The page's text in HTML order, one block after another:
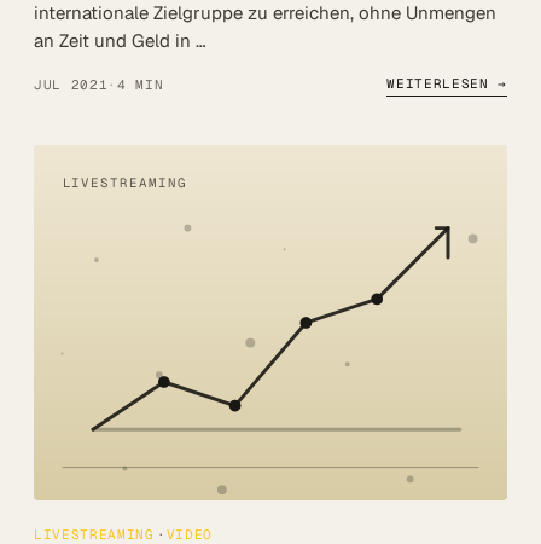
internationale Zielgruppe zu erreichen, ohne Unmengen
an Zeit und Geld in …
JUL 2021 · 4 MIN WEITERLESEN →
LIVESTREAMING
LIVESTREAMING VIDEO